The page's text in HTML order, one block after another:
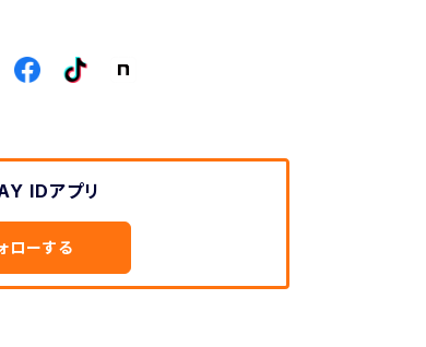
IDアプリ
ローする